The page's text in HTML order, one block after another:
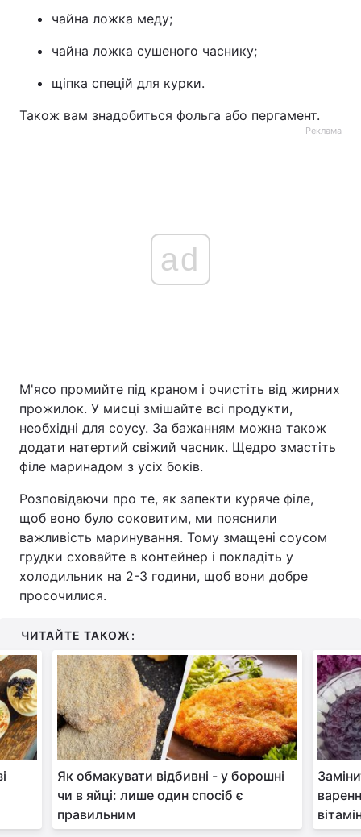
чайна ложка меду;
чайна ложка сушеного часнику;
щіпка спецій для курки.
Також вам знадобиться фольга або пергамент.
Реклама
ad
М'ясо промийте під краном і очистіть від жирних
прожилок. У мисці змішайте всі продукти,
необхідні для соусу. За бажанням можна також
додати натертий свіжий часник. Щедро змастіть
філе маринадом з усіх боків.
Розповідаючи про те, як запекти куряче філе,
щоб воно було соковитим, ми пояснили
важливість маринування. Тому змащені соусом
грудки сховайте в контейнер і покладіть у
холодильник на 2-3 години, щоб вони добре
просочилися.
ЧИТАЙТЕ ТАКОЖ:
Як обмакувати відбивні - у борошні
чи в яйці: лише один спосіб є
правильним